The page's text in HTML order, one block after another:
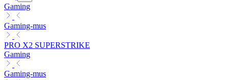
Gaming
Gaming-mus
PRO X2 SUPERSTRIKE
Gaming
Gaming-mus